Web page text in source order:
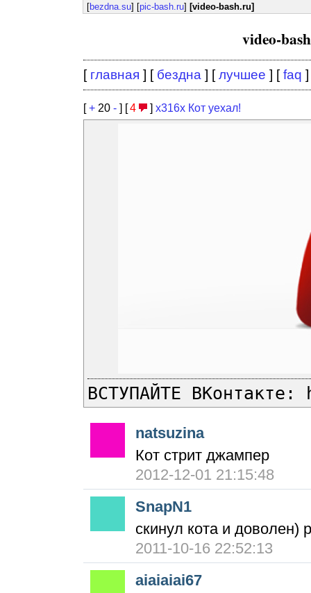
[bezdna.su] [pic-bash.ru] [video-bash.ru]
video-
[ главная ] [ бездна ] [лучшее ] [faq ]
[+ 20 - ] [4 ] х316х Кот уехал!
ВСТУПАЙТЕ
natsuzina
Кот стрит джампер
2012-12-01 21:15:48
SnapN1
скинул кота и доволен)
2011-10-16 22:52:13
aiaiaiai67